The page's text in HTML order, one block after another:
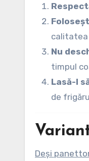
calitatea
Nu
timpul
Lasă-l
de
Deși